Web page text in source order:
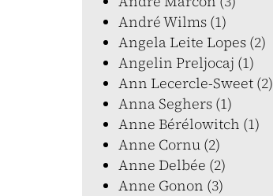
André Wilms (1)
Angela Leite Lopes (2)
Angelin Preljocaj (1)
Ann Lecercle-Sweet (2)
Anna Seghers (1)
Anne Bérélowitch (1)
Anne Cornu (2)
Anne Delbée (2)
Anne Gonon (3)